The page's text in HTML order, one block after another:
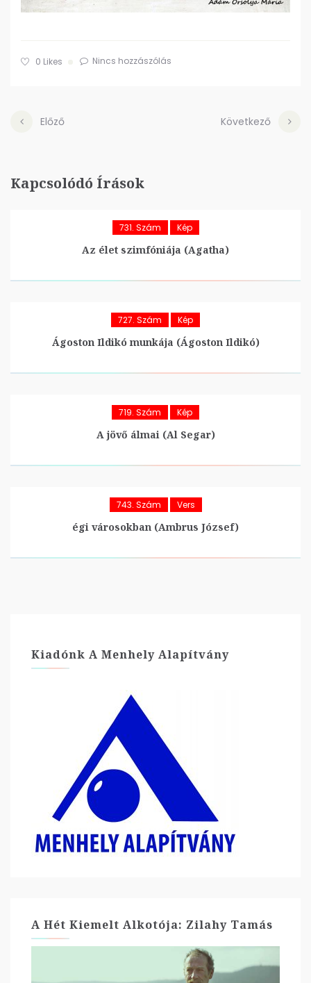
0 Likes Nincs hozzászólás
Előző Következő
Kapcsolódó Írások
731. Szám Kép
Az élet szimfóniája (Agatha)
727. Szám Kép
Ágoston Ildikó munkája (Ágoston Ildikó)
719. Szám Kép
A jövő álmai (Al Segar)
743. Szám Vers
égi városokban (Ambrus József)
Kiadónk A Menhely Alapítvány
A Hét Kiemelt Alkotója: Zilahy Tamás